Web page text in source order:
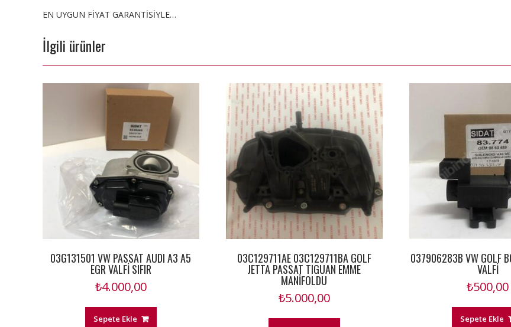
EN UYGUN FİYAT GARANTİSİYLE…
İlgili ürünler
03G131501 VW PASSAT AUDI A3 A5
EGR VALFİ SIFIR
₺4.000,00
Sepete Ekle
03C129711AE 03C129711BA GOLF
JETTA PASSAT TIGUAN EMME
MANİFOLDU
₺5.000,00
037906283B VW GOLF
VALFİ
₺500,00
Sepete Ekle